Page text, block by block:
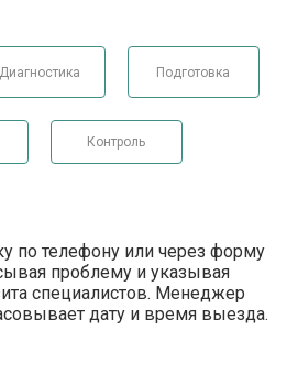
Диагностика Подготовка
Контроль
по телефону или через форму
проблему и указывая
специалистов. Менеджер
дату и время выезда.